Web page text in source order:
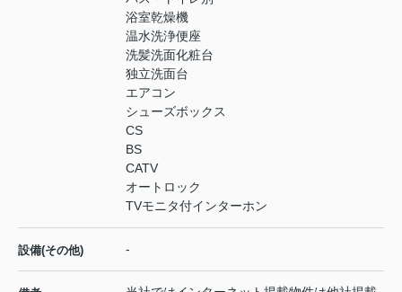
浴室乾燥機
温水洗浄便座
洗髪洗面化粧台
独立洗面台
エアコン
シューズボックス
CS
BS
CATV
オートロック
TVモニタ付インターホン
設備(その他) -